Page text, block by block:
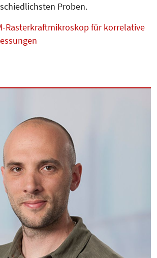
Proben.
Rasterkraftmikroskop für korrelative